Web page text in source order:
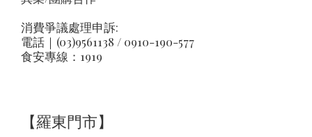
消費爭議處理申訴:
電話｜(03)9561138 / 0910-190-577
食安專線：1919
【羅東門市】